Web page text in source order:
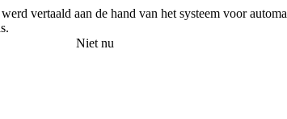
vertaald aan de hand van het systeem voor
Niet nu